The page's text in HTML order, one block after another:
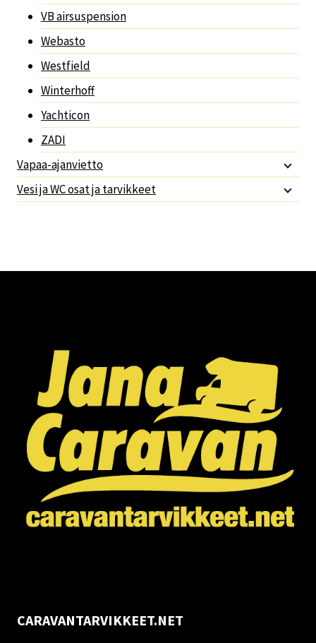
VB airsuspension
Webasto
Westfield
Winterhoff
Yachticon
ZADI
Vapaa-ajanvietto
Vesi ja WC osat ja tarvikkeet
CARAVANTARVIKKEET.NET